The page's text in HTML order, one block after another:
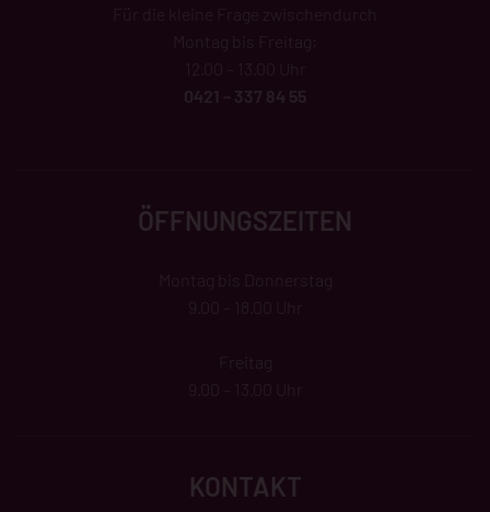
Für die kleine Frage zwischendurch
Montag bis Freitag:
0421 – 337 84 55
ÖFFNUNGSZEITEN
Montag bis Donnerstag
9.00 – 18.00 Uhr
Freitag
9.00 – 13.00 Uhr
KONTAKT